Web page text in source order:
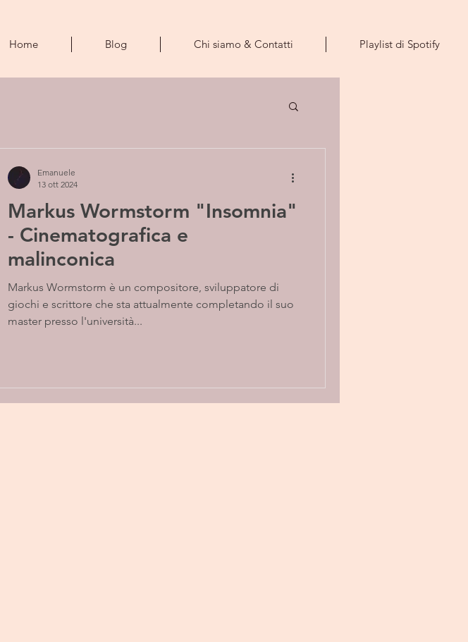
Home Blog Chi siamo & Contatti Playlist di Spotify
Markus Wormstorm "Insomnia"
- Cinematografica e
malinconica
Markus Wormstorm è un compositore, sviluppatore di
giochi e scrittore che sta attualmente completando il suo
master presso l'università...
Emanuele
13 ott 2024